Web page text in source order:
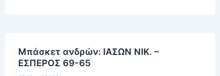
Mπάσκετ ανδρών: ΙΑΣΩΝ ΝΙΚ. –
ΕΣΠΕΡΟΣ 69-65